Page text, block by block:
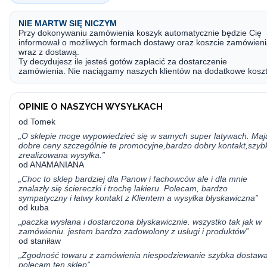
NIE MARTW SIĘ NICZYM
Przy dokonywaniu zamówienia koszyk automatycznie będzie Cię
informował o możliwych formach dostawy oraz koszcie
wraz z dostawą.
Ty decydujesz ile jesteś gotów zapłacić za dostarczenie
zamówienia. Nie naciągamy naszych klientów na dodatkowe
OPINIE O NASZYCH WYSYŁKACH
od Tomek
„O sklepie moge wypowiedzieć się w samych super latywach.
dobre ceny szczególnie te promocyjne,bardzo dobry
zrealizowana wysyłka.”
od ANAMANIANA
„Choc to sklep bardziej dla Panow i fachowców ale i dla mnie
znalazły się ściereczki i trochę lakieru. Polecam, bardzo
sympatyczny i łatwy kontakt z Klientem a wysyłka błyskawiczna”
od kuba
„paczka wysłana i dostarczona błyskawicznie. wszystko tak jak w
zamówieniu. jestem bardzo zadowolony z usługi i produktów”
od staniław
„Zgodność towaru z zamówienia niespodziewanie szybka
polecam ten sklep”